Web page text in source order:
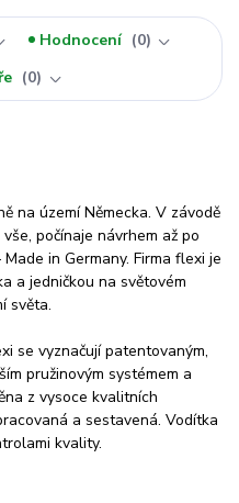
Hodnocení
0
0
na území Německa. V závodě
počínaje návrhem až po
in Germany. Firma flexi je
a jedničkou na světovém
světa.
se vyznačují patentovaným,
pružinovým systémem a
z vysoce kvalitních
a sestavená. Vodítka
kvality.